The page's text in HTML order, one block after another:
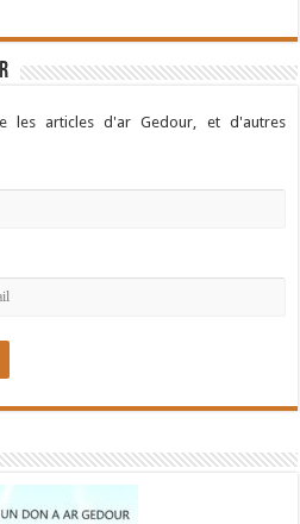
les articles d'ar Gedour, et d'autres